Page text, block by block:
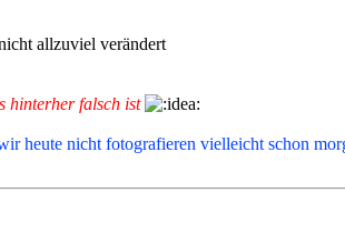
allzuviel verändert
hinterher falsch ist
heute nicht fotografieren vielleicht schon